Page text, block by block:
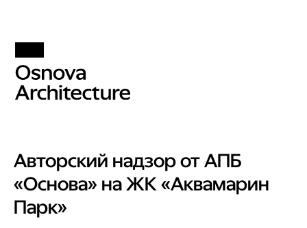
Авторский надзор от АПБ
«Основа» на ЖК «Аквамарин
Парк»